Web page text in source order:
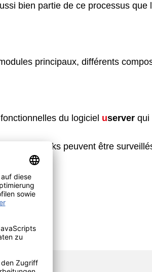
bien partie de ce processus que
principaux, différents
du logiciel userver qui
et les stocks peuvent être